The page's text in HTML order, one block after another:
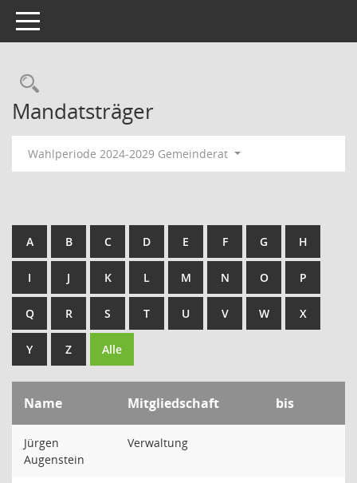
Toggle navigation
Rechercheauswahl
Mandatsträger
Wahlperiode 2024-2029 Gemeinderat
A B C D E F G H
I J K L M N O P
Q R S T U V W X
Y Z Alle
Name Mitgliedschaft bis
Jürgen
Augenstein
Verwaltung